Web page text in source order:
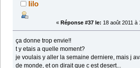
lilo
« Réponse #37 le: 18 août 2011 à
ça donne trop envie!!
t y etais a quelle moment?
je voulais y aller la semaine derniere, mais j
de monde, et on dirait que c est desert...